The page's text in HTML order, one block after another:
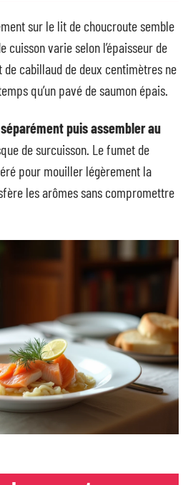
sur le lit de choucroute semble
cuisson varie selon l’épaisseur de
cabillaud de deux centimètres ne
qu’un pavé de saumon épais.
puis assembler au
de surcuisson. Le fumet de
pour mouiller légèrement la
les arômes sans compromettre